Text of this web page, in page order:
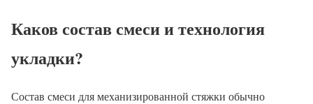
Каков состав смеси и технология
укладки?
Состав смеси для механизированной стяжки обычно